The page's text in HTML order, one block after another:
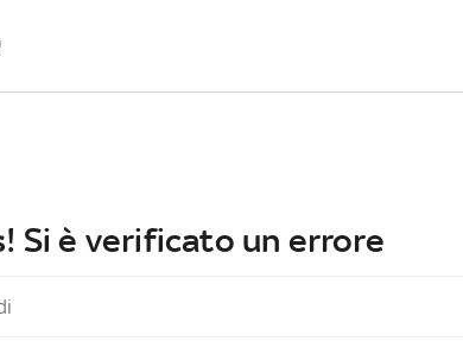
Si è verificato un errore